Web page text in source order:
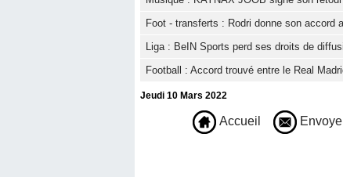
Foot - transferts : Rodri donne son accord
Liga : BeIN Sports perd ses droits de
Football : Accord trouvé entre le Real
Jeudi 10 Mars 2022
Accueil